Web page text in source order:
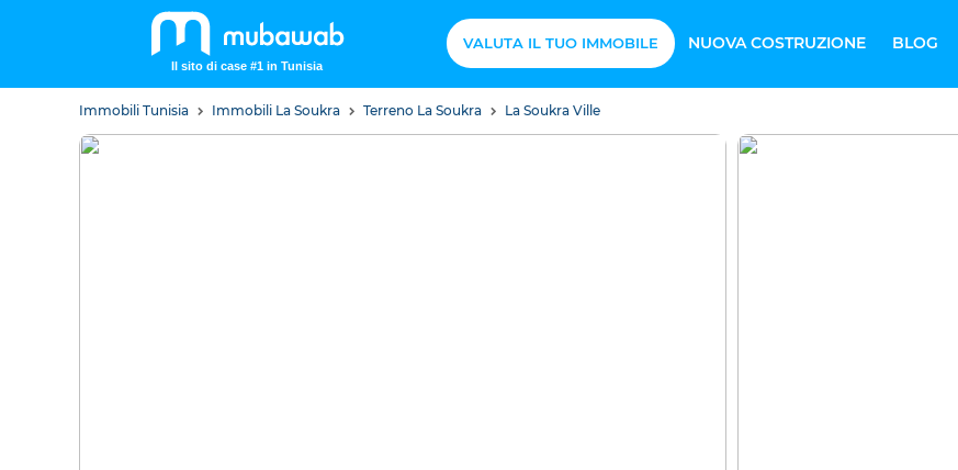
Il sito di case #1 in Tunisia
VALUTA IL TUO IMMOBILE NUOVA COSTRUZIONE BLOG
Immobili Tunisia Immobili La Soukra Terreno La Soukra La Soukra Ville